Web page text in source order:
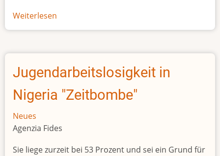
Weiterlesen
Afrikas
Größe
Jugendarbeitslosigkeit in
Nigeria "Zeitbombe"
Neues
Agenzia Fides
Sie liege zurzeit bei 53 Prozent und sei ein Grund für